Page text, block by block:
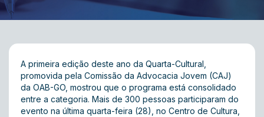
A primeira edição deste ano da Quarta-Cultural,
promovida pela Comissão da Advocacia Jovem (CAJ)
da OAB-GO, mostrou que o programa está consolidado
entre a categoria. Mais de 300 pessoas participaram do
evento na última quarta-feira (28), no Centro de Cultura,